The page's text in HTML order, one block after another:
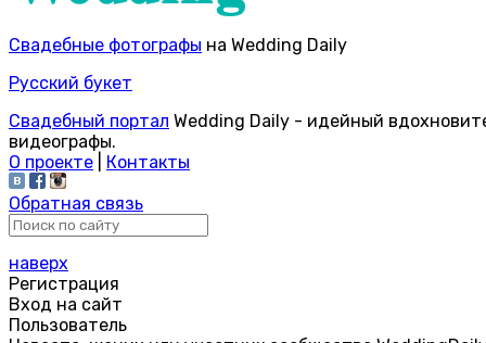
Свадебные фотографы на Wedding Daily
Русский букет
Свадебный портал Wedding Daily - идейный
видеографы.
О проекте
Контакты
Обратная связь
наверх
Регистрация
Вход на сайт
Пользователь